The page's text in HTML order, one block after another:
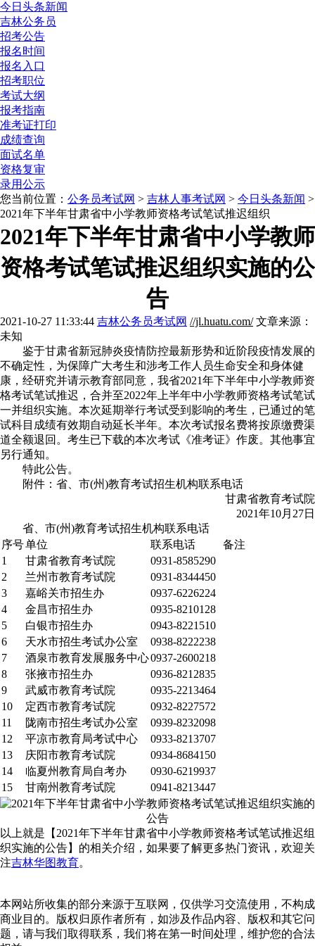
今日头条新闻
吉林公务员
招考公告
报名时间
报名入口
招考职位
考试大纲
报考指南
准考证打印
成绩查询
面试名单
资格复审
录用公示
您当前位置： 公务员考试网 > 吉林人事考试网 > 今日头条新闻 >
2021年下半年甘肃省中小学教师资格考试笔试推迟组织
2021年下半年甘肃省中小学教师
资格考试笔试推迟组织实施的公
告
2021-10-27 11:33:44 吉林公务员考试网 //jl.huatu.com/ 文章来源：
未知
鉴于甘肃省新冠肺炎疫情防控最新形势和近阶段疫情发展的
不确定性，为保障广大考生和涉考工作人员生命安全和身体健
康，经研究并请示教育部同意，我省2021年下半年中小学教师资
格考试笔试推迟，合并至2022年上半年中小学教师资格考试笔试
一并组织实施。本次延期举行考试受到影响的考生，已通过的笔
试科目成绩有效期自动延长半年。本次考试报名费将按原缴费渠
道全额退回。考生已下载的本次考试《准考证》作废。其他事宜
另行通知。
特此公告。
附件：省、市(州)教育考试招生机构联系电话
甘肃省教育考试院
2021年10月27日
省、市(州)教育考试招生机构联系电话
序号单位 联系电话
备注
1
甘肃省教育考试院
0931-8585290
2
兰州市教育考试院
0931-8344450
3
嘉峪关市招生办
0937-6226224
4
金昌市招生办
0935-8210128
5
白银市招生办
0943-8221510
6
天水市招生考试办公室
0938-8222238
7
酒泉市教育发展服务中心0937-2600218
8
张掖市招生办
0936-8212835
9
武威市教育考试院
0935-2213464
10
定西市教育考试院
0932-8227572
11
陇南市招生考试办公室
0939-8232098
12
平凉市教育局考试中心
0933-8213707
13
庆阳市教育考试院
0934-8684150
14
临夏州教育局自考办
0930-6219937
15
甘南州教育考试院 0941-8213447
以上就是【2021年下半年甘肃省中小学教师资格考试笔试推迟组
织实施的公告】的相关介绍，如果要了解更多热门资讯，欢迎关
注吉林华图教育。
本网站所收集的部分来源于互联网，仅供学习交流使用，不构成
商业目的。版权归原作者所有，如涉及作品内容、版权和其它问
题，请与我们取得联系，我们将在第一时间处理，维护您的合法